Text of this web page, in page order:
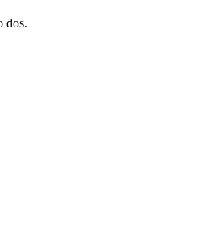
dos.